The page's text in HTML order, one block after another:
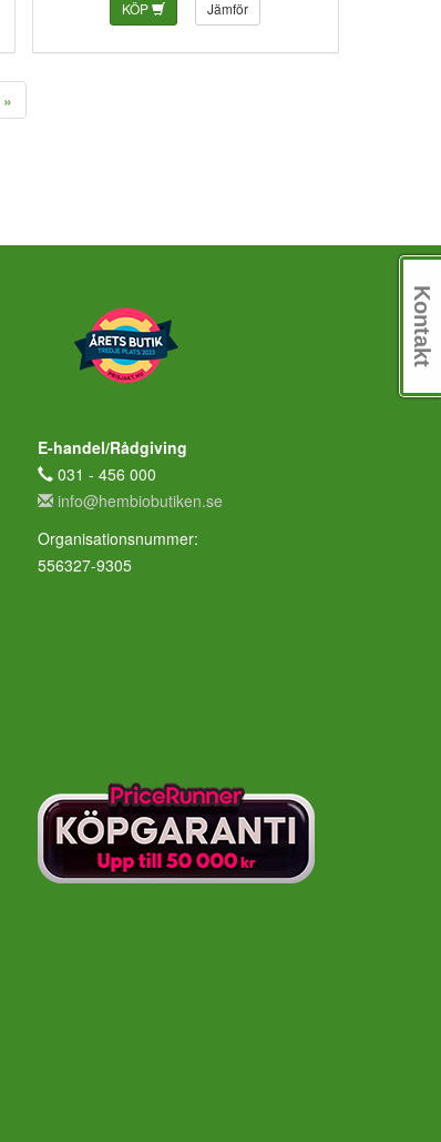
KÖP Jämför
»
E-handel/Rådgiving
031 - 456 000
info@hembiobutiken.se
Organisationsnummer:
556327-9305
Kontakt